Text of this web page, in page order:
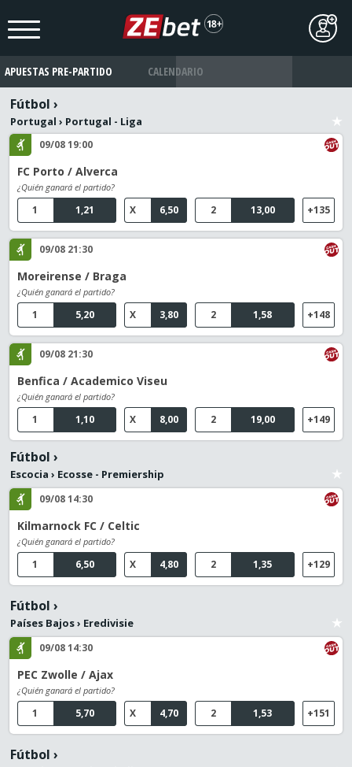
APUESTAS PRE-PARTIDO CALENDARIO
Fútbol ›
Portugal › Portugal - Liga
09/08 19:00
FC Porto / Alverca
¿Quién ganará el partido?
1,21
1 6,50
X 13,00
2 +135
09/08 21:30
Moreirense / Braga
¿Quién ganará el partido?
5,20
1 3,80
X 1,58
2 +148
09/08 21:30
Benfica / Academico Viseu
¿Quién ganará el partido?
1,10
1 8,00
X 19,00
2 +149
Fútbol ›
Escocia › Ecosse - Premiership
09/08 14:30
Kilmarnock FC / Celtic
¿Quién ganará el partido?
6,50
1 4,80
X 1,35
2 +129
Fútbol ›
Países Bajos› Eredivisie
09/08 14:30
PEC Zwolle / Ajax
¿Quién ganará el partido?
5,70
1 4,70
X 1,53
2 +151
Fútbol ›